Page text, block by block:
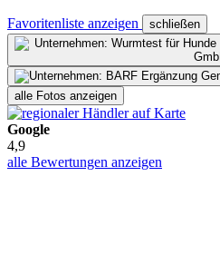
Favoritenliste anzeigen schließen
alle Fotos anzeigen
Google
4,9
alle Bewertungen anzeigen